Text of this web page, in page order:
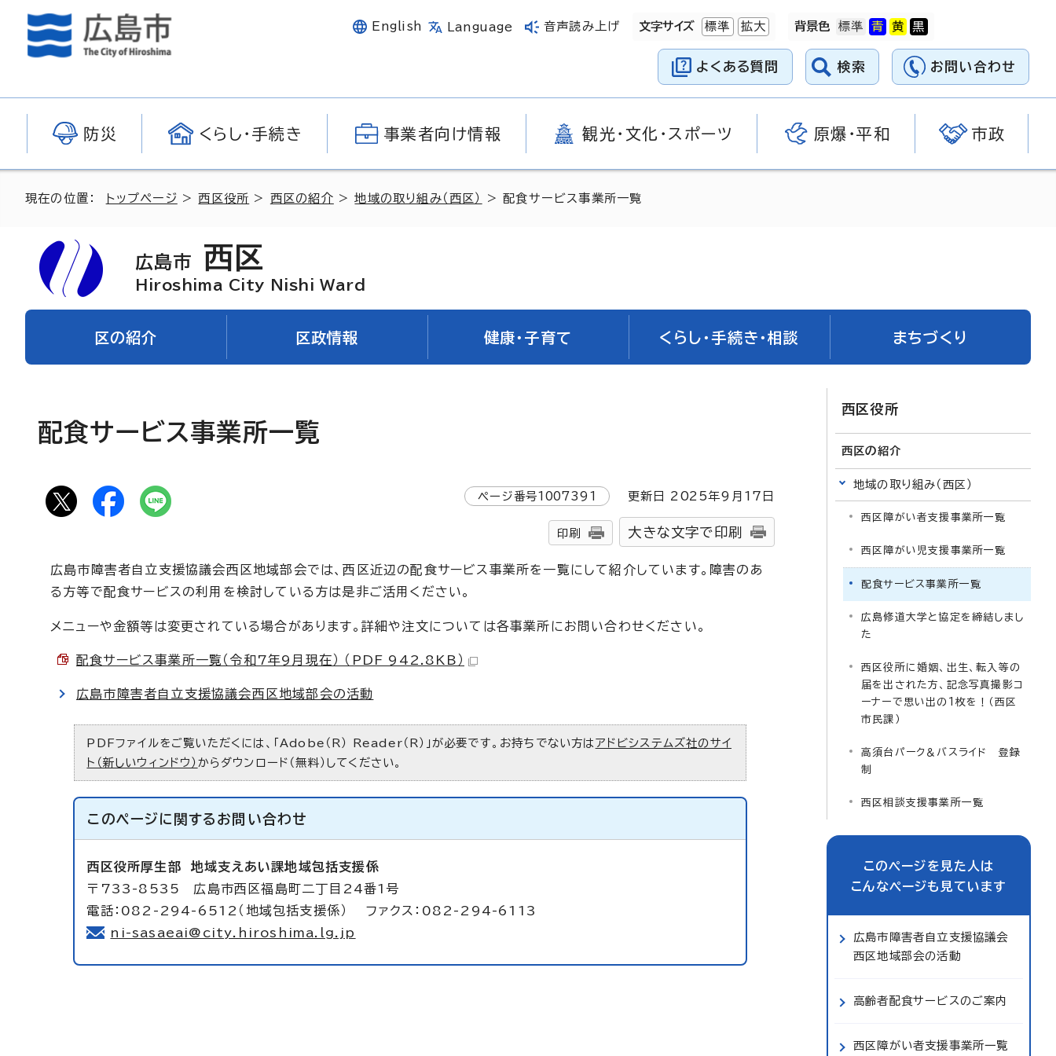
English Language 音声読み上げ 文字サイズ 標準 拡大 背景色
よくある質問 検索 お問い合わせ
防災 くらし・手続き 事業者向け情報 観光・文化・スポーツ 原爆・平和 市政
現在の位置： トップページ > 西区役所 > 西区の紹介 >地域の取り組み（西区） > 配食サービス事業所一覧
広島市 西区
Hiroshima City Nishi Ward
区の紹介 区政情報 健康・子育て くらし・手続き・相談 まちづくり
配食サービス事業所一覧
ページ番号1007391 更新日 2025年9月 17 日
印刷 大きな文字で印刷
広島市障害者自立支援協議会西区地域部会では、西区近辺の配食サービス事業所を一覧にして紹介しています。障害のあ
る方等で配食サービスの利用を検討している方は是非ご活用ください。
メニューや金額等は変更されている場合があります。詳細や注文については各事業所にお問い合わせください。
配食サービス事業所一覧（令和7年9月現在） （PDF 942.8KB）
広島市障害者自立支援協議会西区地域部会の活動
PDFファイルをご覧いただくには、「Adobe（R） Reader（R）」が必要です。お持ちでない方は アドビシステムズ社のサイ
ト（新しいウィンドウ） からダウンロード（無料）してください。
このページに関する お問い合わせ
西区役所厚生部地域支えあい課地域包括支援係
〒733-8535 広島市西区福島町二丁目24番1号
電話：082-294-6512（地域包括支援係） ファクス：082-294-6113
ni-sasaeai@city.hiroshima.lg.jp
西区役所
西区の紹介
地域の取り組み（西区）
西区障がい者支援事業所一覧
西区障がい児支援事業所一覧
配食サービス事業所一覧
広島修道大学と協定を締結しまし
た
西区役所に婚姻、出生、転入等の
届を出された方、記念写真撮影コ
ーナーで思い出の1枚を！（西区
市民課）
高須台パーク＆バスライド 登録
制
西区相談支援事業所一覧
このページを見た人は
こんなページも見ています
広島市障害者自立支援協議会
西区地域部会の活動
高齢者配食サービスのご案内
西区障がい者支援事業所一覧